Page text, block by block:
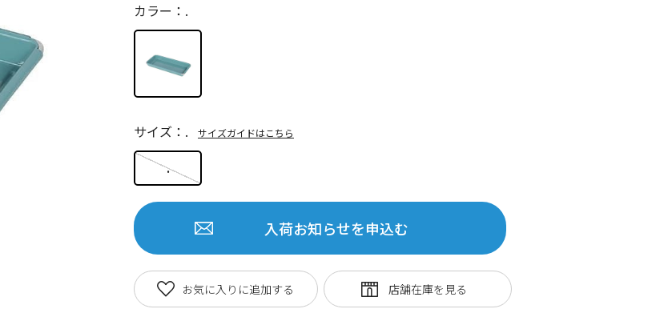
カラー：.
.
サイズ：. サイズガイドはこちら
入荷お知らせを申込む
お気に入りに追加する